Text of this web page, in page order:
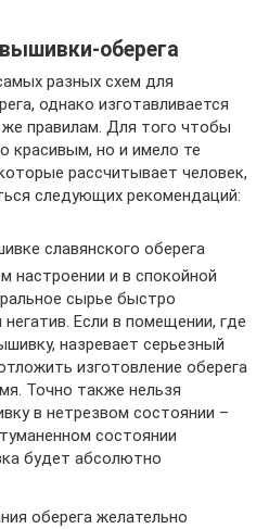
оберега
разных схем для
однако изготавливается
правилам. Для того чтобы
красивым, но и имело те
рассчитывает человек,
следующих рекомендаций:
славянского оберега
настроении и в спокойной
сырье быстро
Если в помещении, где
назревает серьезный
изготовление оберега
Точно также нельзя
в нетрезвом состоянии –
состоянии
будет абсолютно
оберега желательно